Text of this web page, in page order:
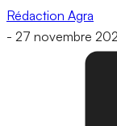
Rédaction Agra
- 27 novembre